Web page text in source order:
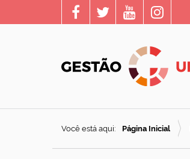
Você está aqui: Página Inicial